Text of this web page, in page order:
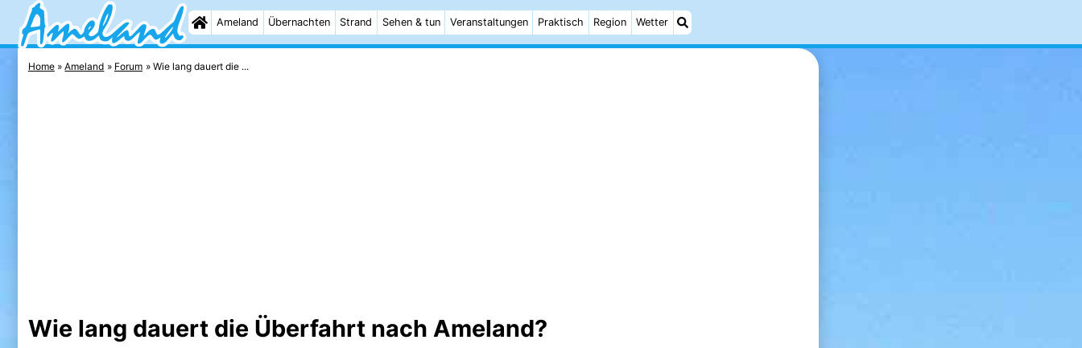
Ameland Übernachten Strand Sehen & tun Veranstaltungen Praktisch Region Wetter
Home Ameland Forum Wie lang dauert die ...
Wie lang dauert die Überfahrt nach Ameland?